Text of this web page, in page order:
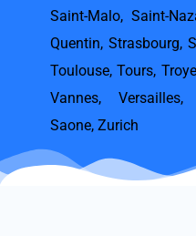
Saint-Malo, Saint-
Quentin, Strasbourg,
Toulouse,Tours,
Vannes, Versailles
Saone, Zurich